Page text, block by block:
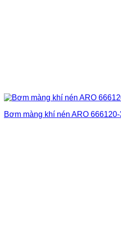
Bơm màng khí nén ARO